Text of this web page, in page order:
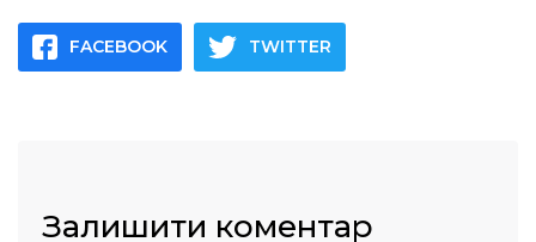
FACEBOOK TWITTER
Залишити коментар